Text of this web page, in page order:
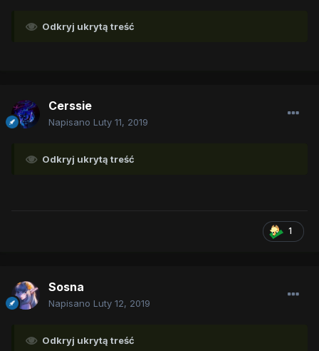
Odkryj ukrytą treść
Cerssie
Napisano Luty 11, 2019
Odkryj ukrytą treść
1
Sosna
Napisano Luty 12, 2019
Odkryj ukrytą treść